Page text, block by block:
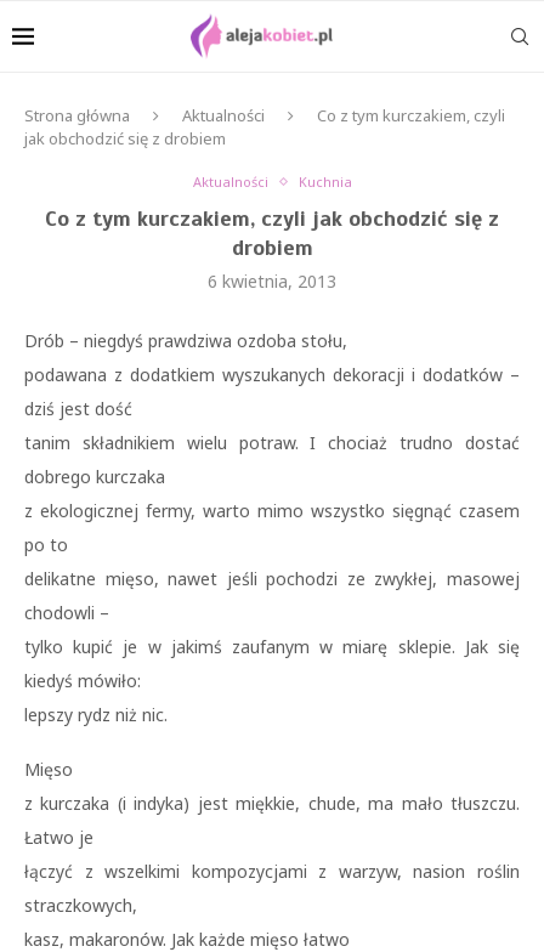
Strona główna Aktualności
Co z tym kurczakiem, czyli
jak obchodzić się z drobiem
Aktualności Kuchnia
Co z tym kurczakiem, czyli jak obchodzić się z
drobiem
6 kwietnia, 2013
Drób – niegdyś prawdziwa ozdoba stołu,
podawana z dodatkiem wyszukanych dekoracji i dodatków –
dziś jest dość
tanim składnikiem wielu potraw. I chociaż trudno dostać
dobrego kurczaka
z ekologicznej fermy, warto mimo wszystko sięgnąć czasem
po to
delikatne mięso, nawet jeśli pochodzi ze zwykłej, masowej
chodowli –
tylko kupić je w jakimś zaufanym w miarę sklepie. Jak się
kiedyś mówiło:
lepszy rydz niż nic.
Mięso
z kurczaka (i indyka) jest miękkie, chude, ma mało tłuszczu.
Łatwo je
łączyć z wszelkimi kompozycjami z warzyw, nasion roślin
straczkowych,
kasz, makaronów. Jak każde mięso łatwo